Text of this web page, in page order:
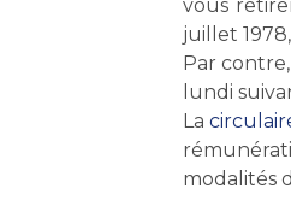
vous
juillet
Par
lundi
La
modalités